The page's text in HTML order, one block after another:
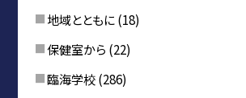
地域とともに(18)
保健室から (22)
臨海学校(286)